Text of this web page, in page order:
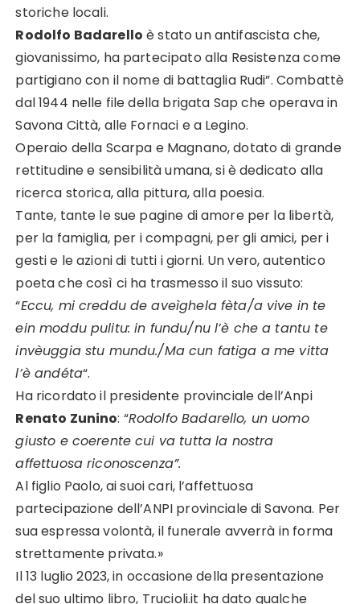
storiche locali.
Rodolfo Badarello è stato un antifascista che,
giovanissimo, ha partecipato alla Resistenza come
partigiano con il nome di battaglia Rudi”. Combattè
dal 1944 nelle file della brigata Sap che operava in
Savona Città, alle Fornaci e a Legino.
Operaio della Scarpa e Magnano, dotato di grande
rettitudine e sensibilità umana, si è dedicato alla
ricerca storica, alla pittura, alla poesia.
Tante, tante le sue pagine di amore per la libertà,
per la famiglia, per i compagni, per gli amici, per i
gesti e le azioni di tutti i giorni. Un vero, autentico
poeta che così ci ha trasmesso il suo vissuto:
“Eccu, mi creddu de aveìghela fèta/a vive in te
ein moddu pulitu: in fundu/nu l’è che a tantu te
invèuggia stu mundu./Ma cun fatiga a me vitta
l’è andéta“.
Ha ricordato il presidente provinciale dell’Anpi
Renato Zunino: “Rodolfo Badarello, un uomo
giusto e coerente cui va tutta la nostra
affettuosa riconoscenza”.
Al figlio Paolo, ai suoi cari, l’affettuosa
partecipazione dell’ANPI provinciale di Savona. Per
sua espressa volontà, il funerale avverrà in forma
strettamente privata.»
Il 13 luglio 2023, in occasione della presentazione
del suo ultimo libro, Trucioli.it ha dato qualche